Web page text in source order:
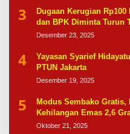
3
Dugaan Kerugian
dan BPK Diminta Turun
Desember 23, 2025
4
Yayasan Syarief
PTUN Jakarta
Desember 19, 2025
5
Modus Sembako
Kehilangan Emas 2,6
Oktober 21, 2025